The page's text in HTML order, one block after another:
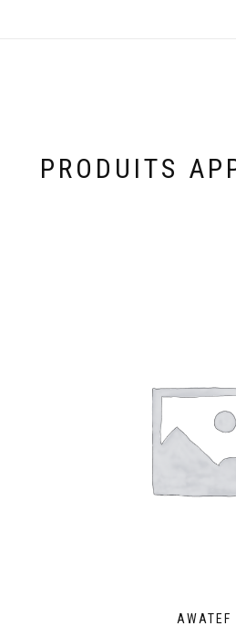
PRODUITS
AWATEF